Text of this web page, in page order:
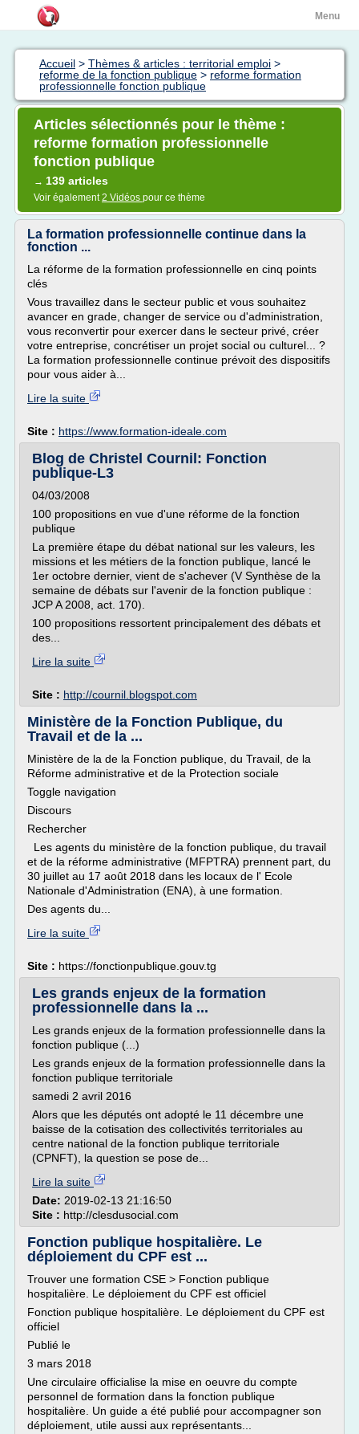
Menu
Accueil > Thèmes & articles : territorial emploi >
reforme de la fonction publique > reforme formation
professionnelle fonction publique
Articles sélectionnés pour le thème :
reforme formation professionnelle
fonction publique
→ 139 articles
Voir également2 Vidéos pour ce thème
La formation professionnelle continue dans la
fonction ...
La réforme de la formation professionnelle en cinq points
clés
Vous travaillez dans le secteur public et vous souhaitez
avancer en grade, changer de service ou d'administration,
vous reconvertir pour exercer dans le secteur privé, créer
votre entreprise, concrétiser un projet social ou culturel... ?
La formation professionnelle continue prévoit des dispositifs
pour vous aider à...
Lire la suite
Site : https://www.formation-ideale.com
Blog de Christel Cournil: Fonction
publique-L3
04/03/2008
100 propositions en vue d'une réforme de la fonction
publique
La première étape du débat national sur les valeurs, les
missions et les métiers de la fonction publique, lancé le
1er octobre dernier, vient de s'achever (V Synthèse de la
semaine de débats sur l'avenir de la fonction publique :
JCP A 2008, act. 170).
100 propositions ressortent principalement des débats et
des...
Lire la suite
Site : http://cournil.blogspot.com
Ministère de la Fonction Publique, du
Travail et de la ...
Ministère de la de la Fonction publique, du Travail, de la
Réforme administrative et de la Protection sociale
Toggle navigation
Discours
Rechercher
Les agents du ministère de la fonction publique, du travail
et de la réforme administrative (MFPTRA) prennent part, du
30 juillet au 17 août 2018 dans les locaux de l' Ecole
Nationale d'Administration (ENA), à une formation.
Des agents du...
Lire la suite
Site : https://fonctionpublique.gouv.tg
Les grands enjeux de la formation
professionnelle dans la ...
Les grands enjeux de la formation professionnelle dans la
fonction publique (...)
Les grands enjeux de la formation professionnelle dans la
fonction publique territoriale
samedi 2 avril 2016
Alors que les députés ont adopté le 11 décembre une
baisse de la cotisation des collectivités territoriales au
centre national de la fonction publique territoriale
(CPNFT), la question se pose de...
Lire la suite
Date: 2019-02-13 21:16:50
Site : http://clesdusocial.com
Fonction publique hospitalière. Le
déploiement du CPF est ...
Trouver une formation CSE > Fonction publique
hospitalière. Le déploiement du CPF est officiel
Fonction publique hospitalière. Le déploiement du CPF est
officiel
Publié le
3 mars 2018
Une circulaire officialise la mise en oeuvre du compte
personnel de formation dans la fonction publique
hospitalière. Un guide a été publié pour accompagner son
déploiement, utile aussi aux représentants...